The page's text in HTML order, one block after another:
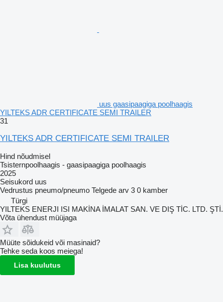
uus gaasipaagiga poolhaagis
YILTEKS ADR CERTIFICATE SEMI TRAILER
31
YILTEKS ADR CERTIFICATE SEMI TRAILER
Hind nõudmisel
Tsisternpoolhaagis - gaasipaagiga poolhaagis
2025
Seisukord uus
Vedrustus pneumo/pneumo Telgede arv 3 0 kamber
Türgi
YILTEKS ENERJI ISI MAKİNA İMALAT SAN. VE DIŞ TİC. LTD. ŞTİ.
Võta ühendust müüjaga
Müüte sõidukeid või masinaid?
Tehke seda koos meiega!
Lisa kuulutus